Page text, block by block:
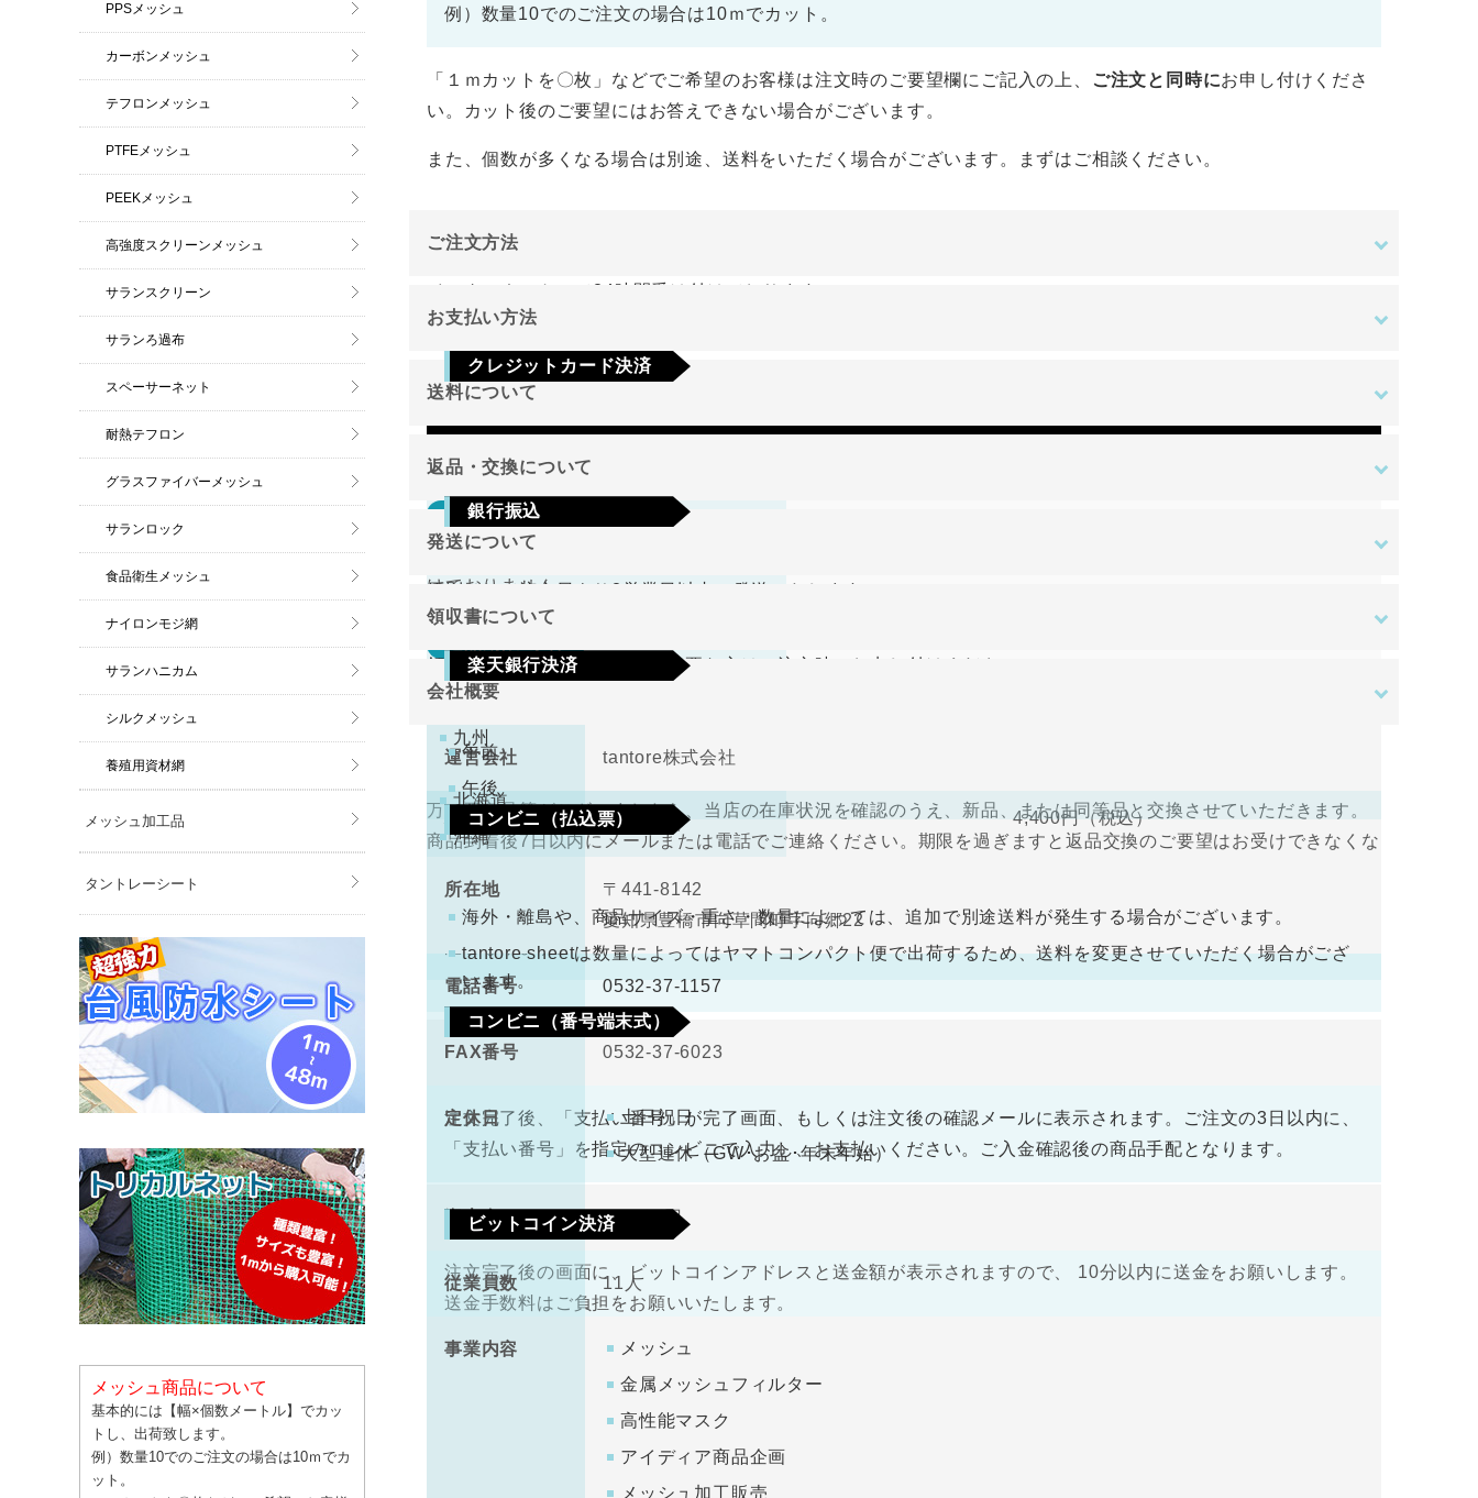
例）数量10でのご注文の場合は10ｍでカット。
「１ｍカットを〇枚」などでご希望のお客様は注文時のご要望欄にご記入の上、 ご注文と同時にお申し付けくださ
い。カット後のご要望にはお答えできない場合がございます。
また、個数が多くなる場合は別途、送料をいただく場合がございます。まずはご相談ください。
ご注文方法
インターネットにて24時間受け付けております。
お支払い方法
クレジットカード決済
Visa Mastercard JCB AMEX Diners
銀行振込
金確認後から4～5日営業日以内の商品手配となります。手数料はご負担をお願いいたします。
楽天銀行決済
ください。手数料はご負担をお願いいたします。
コンビニ（払込票）
コンビニ払込票が郵送で届きます。決済依頼日より6日以内にご入金をお願い致します。ご入金確認後の商品手
配となります。
コンビニ（番号端末式）
注文完了後、「支払い番号」が完了画面、もしくは注文後の確認メールに表示されます。ご注文の3日以内に、
「支払い番号」を指定のコンビニで入力し、お支払いください。ご入金確認後の商品手配となります。
ビットコイン決済
注文完了後の画面に、ビットコインアドレスと送金額が表示されますので、 10分以内に送金をお願いします。
送金手数料はご負担をお願いいたします。
送料について
地域
東北
関東
近畿
中国
四国
九州
北海道
沖縄
4,400円（税込）
海外・離島や、商品サイズ・重さ・数量によっては、追加で別途送料が発生する場合がございます。
tantore sheetは数量によってはヤマトコンパクト便で出荷するため、送料を変更させていただく場合がござ
います。
返品・交換について
返品期限･条件
切り売り商品やメーカー取り寄せ商品の場合、著しく商品に欠陥がある場合を除き、原則として返品交換を受け付
けておりません。
切り売り商品やメーカー取り寄せ商品の場合、著しく商品に欠陥がある場合を除き、原則として返品交換を受け付
不良品
万一不良品等がございましたら、当店の在庫状況を確認のうえ、新品、または同等品と交換させていただきます。
商品到着後7日以内にメールまたは電話でご連絡ください。期限を過ぎますと返品交換のご要望はお受けできなくな
発送について
原則として注文日より2営業日以内に発送いたします。
下記の選択肢からご希望の配送時間をご指定頂けます。
午前
午後
領収書について
領収書（納品書、請求書）が必要な方はご注文時にお申し付けください。
会社概要
運営会社 tantore株式会社
代表取締役 中河原 毅
所在地
〒441-8142
愛知県豊橋市向草間町字向郷22
電話番号 0532-37-1157
FAX番号 0532-37-6023
定休日
土日祝日
大型連休（GW･お盆･年末年始）
資本金 1000万円
従業員数 11人
事業内容
メッシュ
金属メッシュフィルター
高性能マスク
アイディア商品企画
メッシュ加工販売
PPSメッシュ
カーボンメッシュ
テフロンメッシュ
PTFEメッシュ
PEEKメッシュ
高強度スクリーンメッシュ
サランスクリーン
サランろ過布
スペーサーネット
耐熱テフロン
グラスファイバーメッシュ
サランロック
食品衛生メッシュ
ナイロンモジ網
サランハニカム
シルクメッシュ
養殖用資材網
メッシュ加工品
タントレーシート
メッシュ商品について
基本的には【幅×個数メートル】でカッ
トし、出荷致します。
例）数量10でのご注文の場合は10ｍでカ
ット。